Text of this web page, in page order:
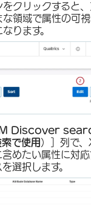
をクリックすると
な領域で属性の可
ります。
Discover
で使用）］列で
含めたい属性に対応
選択します。